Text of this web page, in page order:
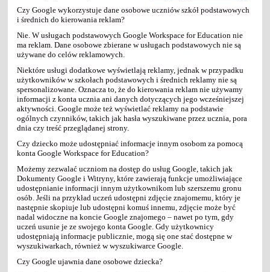
Czy Google wykorzystuje dane osobowe uczniów szkół podstawowych
i średnich do kierowania reklam?
Nie. W usługach podstawowych Google Workspace for Education nie
ma reklam. Dane osobowe zbierane w usługach podstawowych nie są
używane do celów reklamowych.
Niektóre usługi dodatkowe wyświetlają reklamy, jednak w przypadku
użytkowników w szkołach podstawowych i średnich reklamy nie są
spersonalizowane. Oznacza to, że do kierowania reklam nie używamy
informacji z konta ucznia ani danych dotyczących jego wcześniejszej
aktywności. Google może też wyświetlać reklamy na podstawie
ogólnych czynników, takich jak hasła wyszukiwane przez ucznia, pora
dnia czy treść przeglądanej strony.
Czy dziecko może udostępniać informacje innym osobom za pomocą
konta Google Workspace for Education?
Możemy zezwalać uczniom na dostęp do usług Google, takich jak
Dokumenty Google i Witryny, które zawierają funkcje umożliwiające
udostępnianie informacji innym użytkownikom lub szerszemu gronu
osób. Jeśli na przykład uczeń udostępni zdjęcie znajomemu, który je
następnie skopiuje lub udostępni komuś innemu, zdjęcie może być
nadal widoczne na koncie Google znajomego – nawet po tym, gdy
uczeń usunie je ze swojego konta Google. Gdy użytkownicy
udostępniają informacje publicznie, mogą się one stać dostępne w
wyszukiwarkach, również w wyszukiwarce Google.
Czy Google ujawnia dane osobowe dziecka?